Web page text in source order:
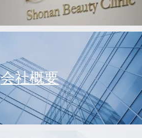
会社概要